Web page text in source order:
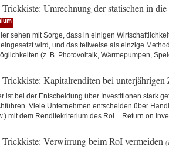
Umrechnung der statischen in
sehen mit Sorge, dass in einigen
wird, und das teilweise als einzige
(z. B. Photovoltaik, Wärmepumpen,
Kapitalrenditen bei unterjährigen
ist bei der Entscheidung über Investitionen stark
Viele Unternehmen entscheiden über
mit dem Renditekriterium des RoI = Return on
Verwirrung beim RoI vermeiden